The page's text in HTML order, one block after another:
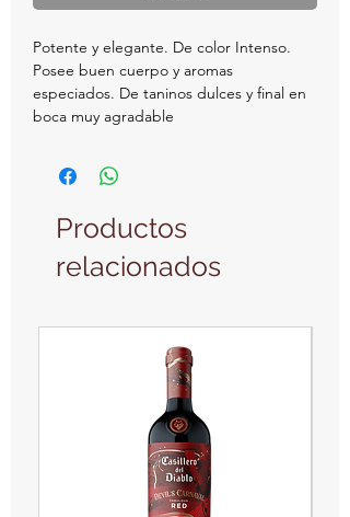
Potente y elegante. De color Intenso.
Posee buen cuerpo y aromas
especiados. De taninos dulces y final en
boca muy agradable
Productos
relacionados